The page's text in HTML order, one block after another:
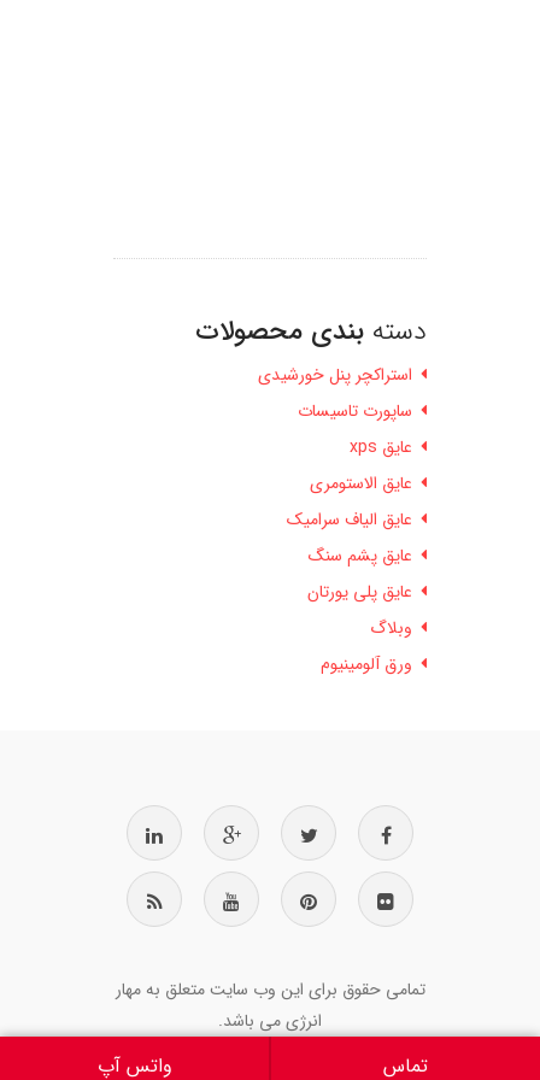
دسته بندی محصولات
استراکچر پنل خورشیدی
ساپورت تاسیسات
عایق xps
عایق الاستومری
عایق الیاف سرامیک
عایق پشم سنگ
عایق پلی یورتان
وبلاگ
ورق آلومینیوم
تمامی حقوق برای این وب سایت متعلق به مهار
انرژی می باشد.
تماس واتس آپ